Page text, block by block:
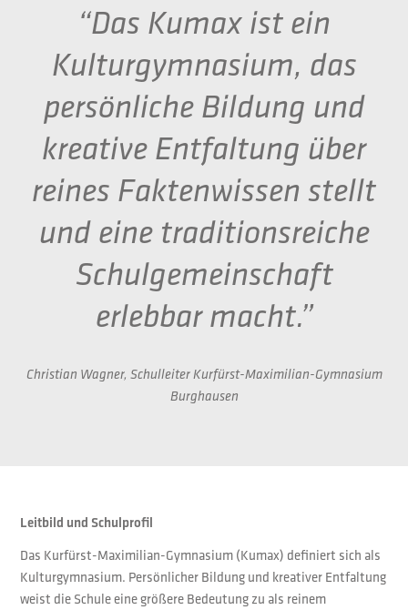
“Das Kumax ist ein
Kulturgymnasium, das
persönliche Bildung und
kreative Entfaltung über
reines Faktenwissen stellt
und eine traditionsreiche
Schulgemeinschaft
erlebbar macht.”
Christian Wagner, Schulleiter Kurfürst-Maximilian-Gymnasium
Burghausen
Leitbild und Schulprofil
Das Kurfürst-Maximilian-Gymnasium (Kumax) definiert sich als
Kulturgymnasium. Persönlicher Bildung und kreativer Entfaltung
weist die Schule eine größere Bedeutung zu als reinem